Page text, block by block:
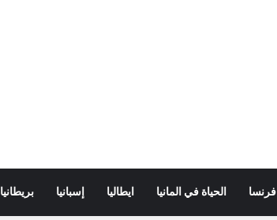
فرنسا الحياة في المانيا ايطاليا إسبانيا بريطانيا